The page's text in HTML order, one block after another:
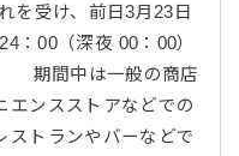
を受け、前日3月23日
：00（深夜 00：00）
期間中は一般の商店
エンスストアなどでの
ストランやバーなどで